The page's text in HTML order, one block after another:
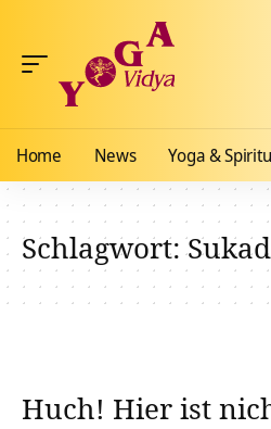
Home News Yoga &
Schlagwort:
Huch! Hier ist